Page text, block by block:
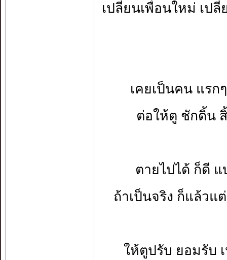
เปลี่ยนเพื่อนใหม่ เป
เคยเป็นคน แรก
ต่อให้ตู ชักดิ้น
ตายไปได้ ก็ดี
ถ้าเป็นจริง ก็แล้วแ
ให้ตูปรับ ยอมรับ